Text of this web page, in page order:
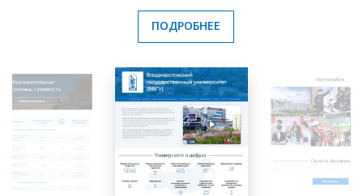
ПОДРОБНЕЕ